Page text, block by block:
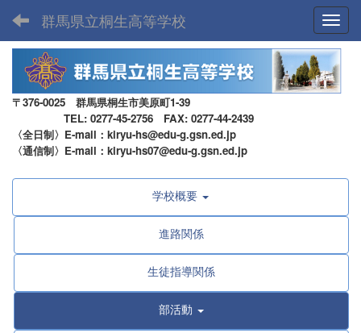
群馬県立桐生高等学校
〒376-0025 群馬県桐生市美原町1-39
TEL: 0277-45-2756 FAX: 0277-44-2439
〈全日制〉E-mail：kiryu-hs@edu-g.gsn.ed.jp
〈通信制〉E-mail：kiryu-hs07@edu-g.gsn.ed.jp
学校概要
進路関係
生徒指導関係
部活動